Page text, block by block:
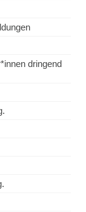
dringend